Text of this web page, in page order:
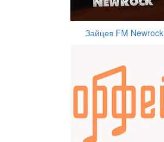
Зайцев FM Newrock